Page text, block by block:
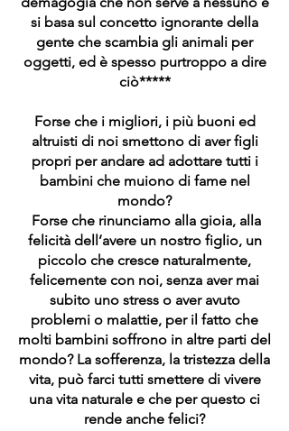
si basa sul concetto ignorante della
gente che scambia gli animali per
oggetti, ed è spesso purtroppo a dire
ciò*****
Forse che i migliori, i più buoni ed
altruisti di noi smettono di aver figli
propri per andare ad adottare tutti i
bambini che muiono di fame nel
mondo?
Forse che rinunciamo alla gioia, alla
felicità dell’avere un nostro figlio, un
piccolo che cresce naturalmente,
felicemente con noi, senza aver mai
subito uno stress o aver avuto
problemi o malattie, per il fatto che
molti bambini soffrono in altre parti del
mondo? La sofferenza, la tristezza della
vita, può farci tutti smettere di vivere
una vita naturale e che per questo ci
rende anche felici?